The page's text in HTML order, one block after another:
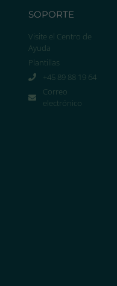
SOPORTE
Visite el Centro de
Ayuda
Plantillas
+45 89 88 19 64
Correo
electrónico